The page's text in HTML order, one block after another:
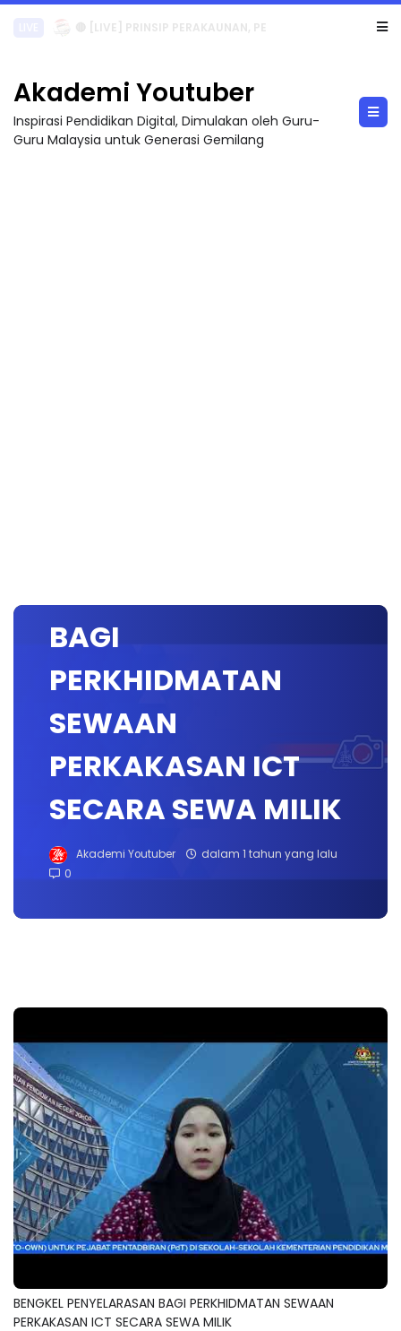
TRANSFORMASI DIGITAL GURU SIRI 7 : PAHLAWAN DIGITAL PENYELAMAT DUNIA
Akademi Youtuber
Inspirasi Pendidikan Digital, Dimulakan oleh Guru-
Guru Malaysia untuk Generasi Gemilang
BAGI
PERKHIDMATAN
SEWAAN
PERKAKASAN ICT
SECARA SEWA MILIK
Akademi Youtuber
dalam 1 tahun yang lalu
0
BENGKEL PENYELARASAN BAGI PERKHIDMATAN SEWAAN
PERKAKASAN ICT SECARA SEWA MILIK